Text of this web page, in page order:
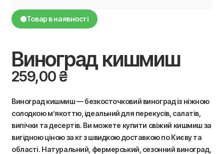
Товар в наявності
Виноград кишмиш
259,00₴
Виноград кишмиш — безкосточковий виноград із ніжною
солодкою м’якоттю, ідеальний для перекусів, салатів,
випічки та десертів. Ви можете купити свіжий кишмиш за
вигідною ціною за кг з швидкою доставкою по Києву та
області. Натуральний, фермерський, сезонний виноград,